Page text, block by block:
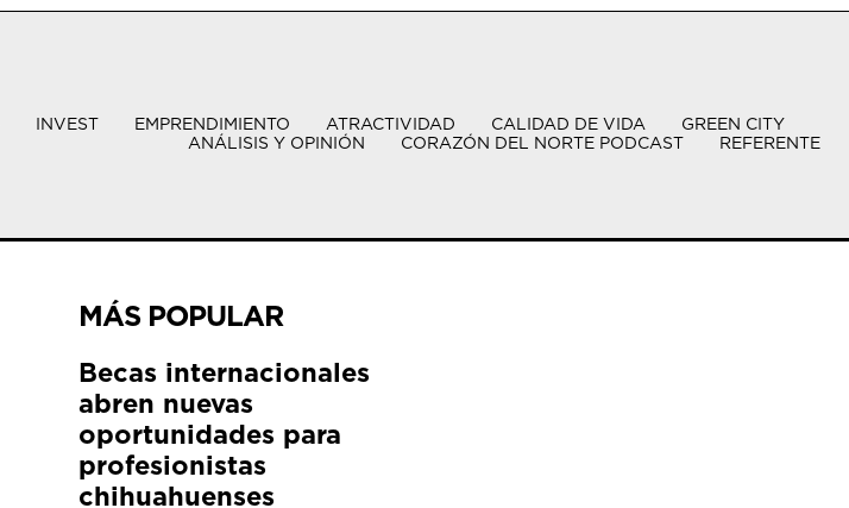
INVEST EMPRENDIMIENTO ATRACTIVIDAD CALIDAD DE VIDA
GREEN CITY
ANÁLISIS Y OPINIÓN
CORAZÓN DEL NORTE PODCAST REFERENTE
MÁS POPULAR
Becas internacionales
abren nuevas
oportunidades para
profesionistas
chihuahuenses